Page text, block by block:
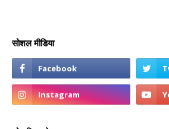
सोशल मीडिया